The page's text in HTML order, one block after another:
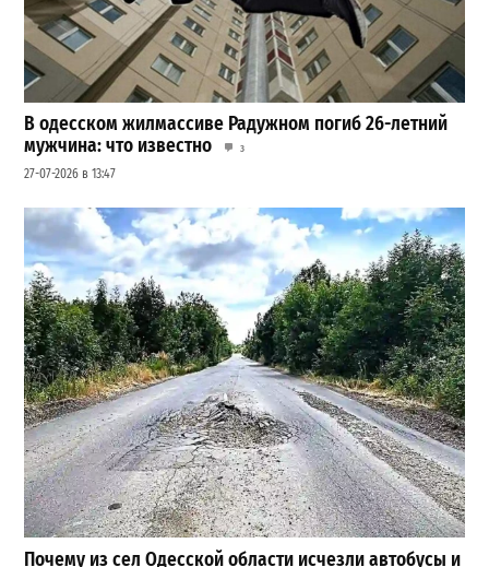
В одесском жилмассиве Радужном погиб 26-летний
мужчина: что известно
3
27-07-2026 в 13:47
Почему из сел Одесской области исчезли автобусы и